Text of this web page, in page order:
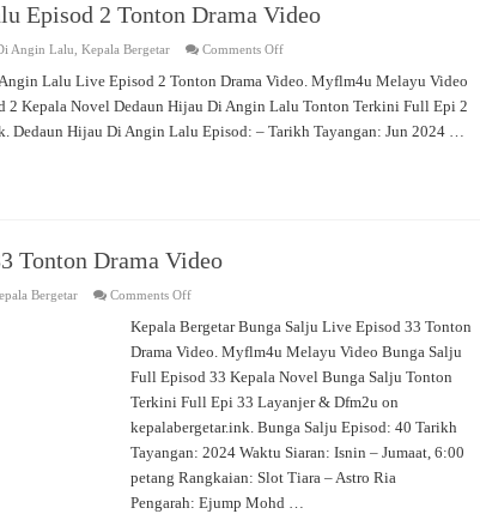
Episod 2 Tonton Drama Video
Angin Lalu Kepala Bergetar Comments Offon
Hijau
Angin
Episod
Lalu Live Episod 2 Tonton Drama Video. Myflm4u Melayu Video
Kepala Novel Dedaun Hijau Di Angin Lalu Tonton Terkini Full Epi 2
Dedaun Hijau Di Angin Lalu Episod: – Tarikh Tayangan: Jun 2024 …
Tonton Drama Video
Bergetar Comments Offon
Salju
Live
Episod
Tonton
Drama
Video
Kepala Bergetar Bunga Salju Live Episod 33 Tonton
Drama Video. Myflm4u Melayu Video Bunga Salju
Full Episod 33 Kepala Novel Bunga Salju Tonton
Terkini Full Epi 33 Layanjer & Dfm2u on
kepalabergetar.ink. Bunga Salju Episod: 40 Tarikh
Tayangan: 2024 Waktu Siaran: Isnin – Jumaat, 6:00
petang Rangkaian: Slot Tiara – Astro Ria
Pengarah: Ejump Mohd …